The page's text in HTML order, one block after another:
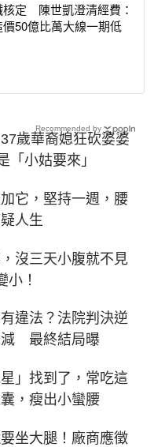
核定 陳世凱澄清經費：
50億比萬大線一期低
歲華裔媳狂砍婆婆
小姑要來」
它，堅持一週，腰
人生
沒三天小腹就不見
小！
違法？法院判決逆
減 最終結局曝
」找到了，常吃這
，瘦出小蠻腰
坐大腿！廠商應徵
Recommended by